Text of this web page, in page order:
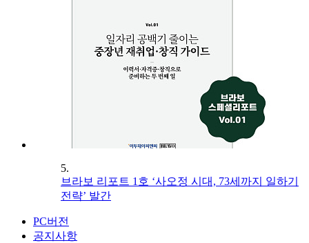
5.
브라보 리포트 1호 ‘사오정 시대, 73세까지 일하기
전략’ 발간
PC버전
공지사항